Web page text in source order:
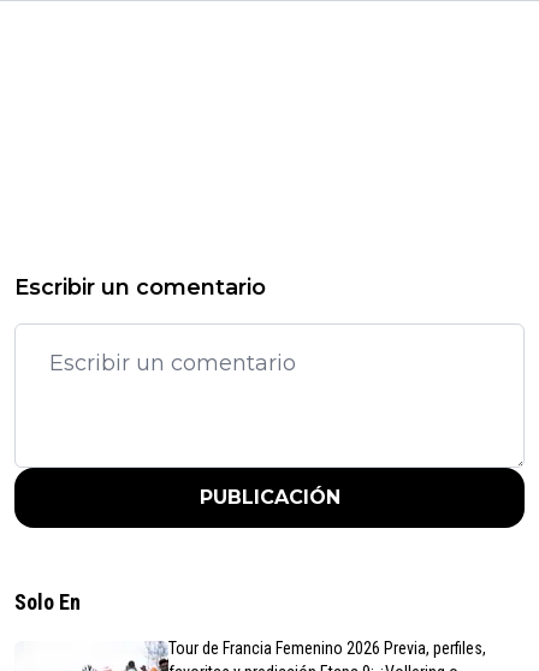
Escribir un comentario
PUBLICACIÓN
Solo En
Tour de Francia Femenino 2026 Previa, perfiles,